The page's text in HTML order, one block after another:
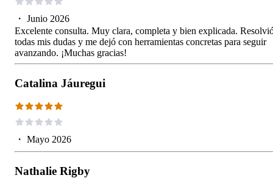
・ Junio 2026
Excelente consulta. Muy clara, completa y bien explicada.
todas mis dudas y me dejó con herramientas concretas para seguir
avanzando. ¡Muchas gracias!
Catalina Jáuregui
・ Mayo 2026
Nathalie Rigby